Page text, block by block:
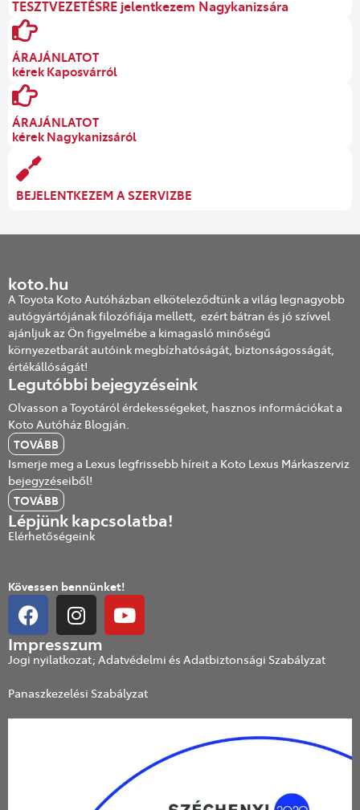
TESZTVEZETÉSRE jelentkezem Nagykanizsára
ÁRAJÁNLATOT
kérek Kaposvárról
ÁRAJÁNLATOT
kérek Nagykanizsáról
BEJELENTKEZEM A SZERVIZBE
koto.hu
A Toyota Koto Autóházban elköteleződtünk a világ legnagyobb
autógyártójának filozófiája mellett, ezért bátran és jó szívvel
ajánljuk az Ön figyelmébe a kimagasló minőségű
környezetbarát autóink megbízhatóságát, biztonságosságát,
értékállóságát!
Legutóbbi bejegyzéseink
Olvasson a Toyotáról érdekességeket, hasznos információkat a
Koto Autóház Blogján.
TOVÁBB
Ismerje meg a Lexus legfrissebb híreit a Koto Lexus Márkaszerviz
bejegyzéseiből!
TOVÁBB
Lépjünk kapcsolatba!
Elérhetőségeink
Kövessen bennünket!
Impresszum
Jogi nyilatkozat; Adatvédelmi és Adatbiztonsági Szabályzat
Panaszkezelési Szabályzat